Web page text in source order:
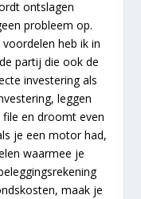
ontslagen
probleem op.
heb ik in
partij die ook de
investering als
leggen
file en droomt even
je een motor had,
waarmee je
maak je